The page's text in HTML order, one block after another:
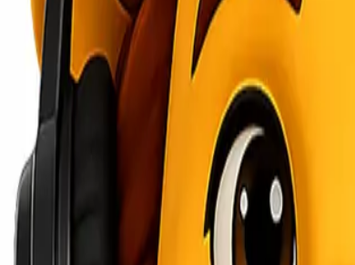
menjadi jalur distribusi penting, terutama untuk
Express, kamu bisa mengirim cargo dengan lebih
Pinang di Lionel Express
cargo Jakarta Tanjung Pinang
yang profesional dan
dan ada juga yang memprioritaskan keamanan ekstra.
seperti: